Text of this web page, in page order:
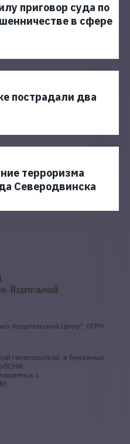
приговор суда по
в сфере
пострадали два
терроризма
Северодвинска
Издательский Центр", ОГРН
гиперссылкой, в бумажных
с